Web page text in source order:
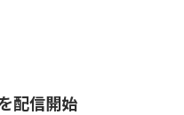
配信開始